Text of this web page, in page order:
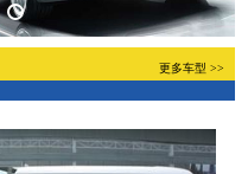
更多车型 >>